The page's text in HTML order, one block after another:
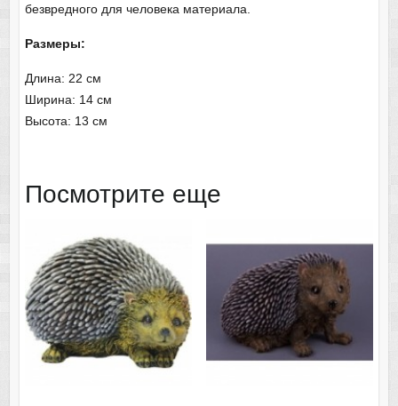
безвредного для человека материала.
Размеры:
Длина: 22 см
Ширина: 14 см
Высота: 13 см
Посмотрите еще